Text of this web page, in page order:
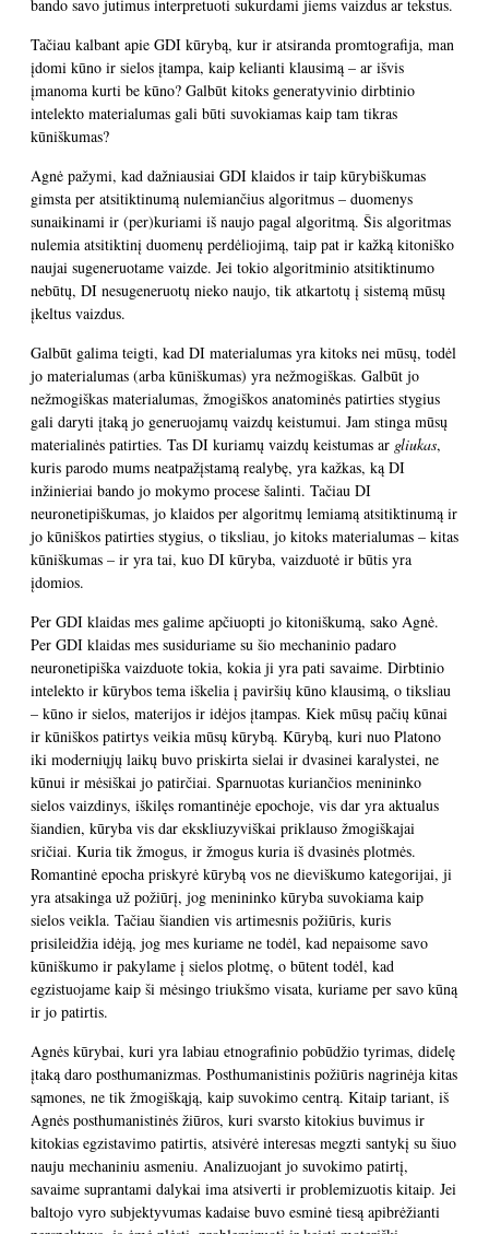
bando savo jutimus interpretuoti sukurdami jiems vaizdus ar tekstus.
Tačiau kalbant apie GDI kūrybą, kur ir atsiranda promtografija, man
įdomi kūno ir sielos įtampa, kaip kelianti klausimą – ar išvis
įmanoma kurti be kūno? Galbūt kitoks generatyvinio dirbtinio
intelekto materialumas gali būti suvokiamas kaip tam tikras
kūniškumas?
Agnė pažymi, kad dažniausiai GDI klaidos ir taip kūrybiškumas
gimsta per atsitiktinumą nulemiančius algoritmus – duomenys
sunaikinami ir (per)kuriami iš naujo pagal algoritmą. Šis algoritmas
nulemia atsitiktinį duomenų perdėliojimą, taip pat ir kažką kitoniško
naujai sugeneruotame vaizde. Jei tokio algoritminio atsitiktinumo
nebūtų, DI nesugeneruotų nieko naujo, tik atkartotų į sistemą mūsų
įkeltus vaizdus.
Galbūt galima teigti, kad DI materialumas yra kitoks nei mūsų, todėl
jo materialumas (arba kūniškumas) yra nežmogiškas. Galbūt jo
nežmogiškas materialumas, žmogiškos anatominės patirties stygius
gali daryti įtaką jo generuojamų vaizdų keistumui. Jam stinga mūsų
materialinės patirties. Tas DI kuriamų vaizdų keistumas ar gliukas,
kuris parodo mums neatpažįstamą realybę, yra kažkas, ką DI
inžinieriai bando jo mokymo procese šalinti. Tačiau DI
neuronetipiškumas, jo klaidos per algoritmų lemiamą atsitiktinumą ir
jo kūniškos patirties stygius, o tiksliau, jo kitoks materialumas – kitas
kūniškumas – ir yra tai, kuo DI kūryba, vaizduotė ir būtis yra
įdomios.
Per GDI klaidas mes galime apčiuopti jo kitoniškumą, sako Agnė.
Per GDI klaidas mes susiduriame su šio mechaninio padaro
neuronetipiška vaizduote tokia, kokia ji yra pati savaime. Dirbtinio
intelekto ir kūrybos tema iškelia į paviršių kūno klausimą, o tiksliau
– kūno ir sielos, materijos ir idėjos įtampas. Kiek mūsų pačių kūnai
ir kūniškos patirtys veikia mūsų kūrybą. Kūrybą, kuri nuo Platono
iki moderniųjų laikų buvo priskirta sielai ir dvasinei karalystei, ne
kūnui ir mėsiškai jo patirčiai. Sparnuotas kuriančios menininko
sielos vaizdinys, iškilęs romantinėje epochoje, vis dar yra aktualus
šiandien, kūryba vis dar ekskliuzyviškai priklauso žmogiškajai
sričiai. Kuria tik žmogus, ir žmogus kuria iš dvasinės plotmės.
Romantinė epocha priskyrė kūrybą vos ne dieviškumo kategorijai, ji
yra atsakinga už požiūrį, jog menininko kūryba suvokiama kaip
sielos veikla. Tačiau šiandien vis artimesnis požiūris, kuris
prisileidžia idėją, jog mes kuriame ne todėl, kad nepaisome savo
kūniškumo ir pakylame į sielos plotmę, o būtent todėl, kad
egzistuojame kaip ši mėsingo triukšmo visata, kuriame per savo kūną
ir jo patirtis.
Agnės kūrybai, kuri yra labiau etnografinio pobūdžio tyrimas, didelę
įtaką daro posthumanizmas. Posthumanistinis požiūris nagrinėja kitas
sąmones, ne tik žmogiškąją, kaip suvokimo centrą. Kitaip tariant, iš
Agnės posthumanistinės žiūros, kuri svarsto kitokius buvimus ir
kitokias egzistavimo patirtis, atsivėrė interesas megzti santykį su šiuo
nauju mechaniniu asmeniu. Analizuojant jo suvokimo patirtį,
savaime suprantami dalykai ima atsiverti ir problemizuotis kitaip. Jei
baltojo vyro subjektyvumas kadaise buvo esminė tiesą apibrėžianti